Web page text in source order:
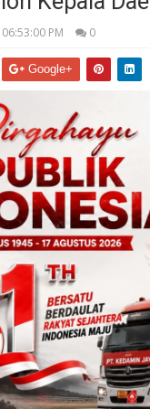
PM 0
Google+